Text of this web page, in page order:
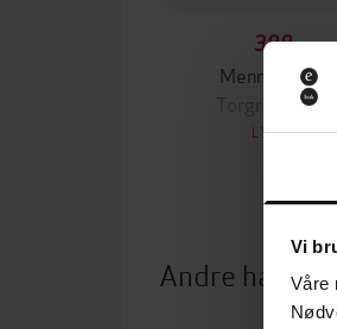
Vi
Våre
399,-
Menneskeham
Torgrim Sørnes
LYDBOK
Andre har